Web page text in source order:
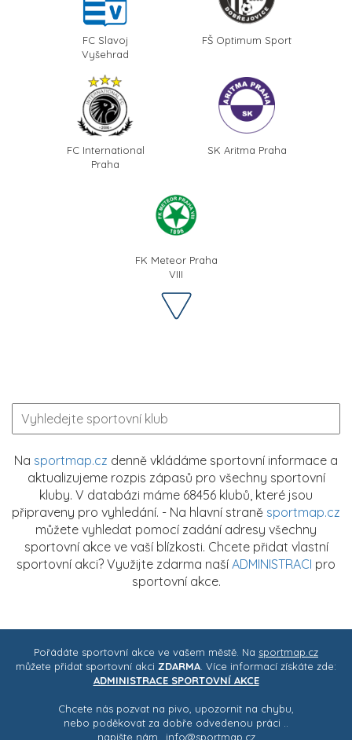
FC Slavoj
Vyšehrad
FŠ Optimum Sport
FC International
Praha
SK Aritma Praha
FK Meteor Praha
VIII
Na sportmap.cz denně vkládáme sportovní informace a
aktualizujeme rozpis zápasů pro všechny sportovní
kluby. V databázi máme 68456 klubů, které jsou
připraveny pro vyhledání. - Na hlavní straně sportmap.cz
můžete vyhledat pomocí zadání adresy všechny
sportovní akce ve vaší blízkosti. Chcete přidat vlastní
sportovní akci? Využijte zdarma naší ADMINISTRACI pro
sportovní akce.
Pořádáte sportovní akce ve vašem městě. Na sportmap.cz
můžete přidat sportovní akci ZDARMA . Více informací získáte zde:
ADMINISTRACE SPORTOVNÍ AKCE
Chcete nás pozvat na pivo, upozornit na chybu,
nebo poděkovat za dobře odvedenou práci ..
napište nám.. info@sportmap.cz